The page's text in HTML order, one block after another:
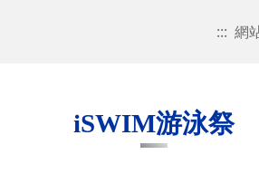
::: 網
iSWIM游泳祭